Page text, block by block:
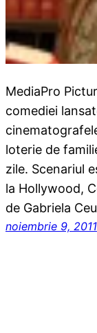
MediaPro
comediei
loterie de
zile. Scenariul
la Hollywood,
de Gabriela
noiembrie 9, 2011